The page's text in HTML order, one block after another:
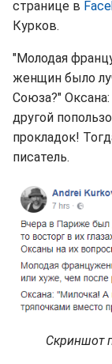
странице в
Курков.
"Молодая
женщин было
Союза?"
другой
прокладок!
писатель.
Скриншот